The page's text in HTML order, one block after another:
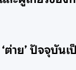
ต่าย’ ปัจจุบั